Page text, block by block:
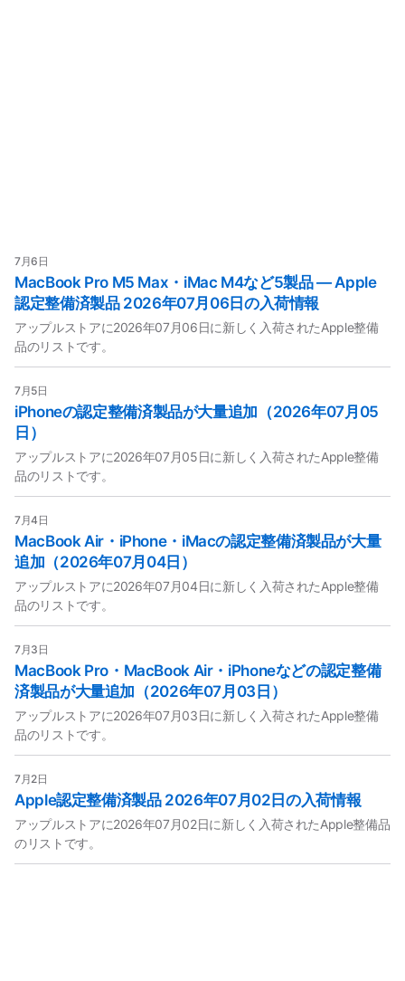
7月6日
MacBook Pro M5 Max・iMac M4など5製品 — Apple
認定整備済製品 2026年07月06日の入荷情報
アップルストアに2026年07月06日に新しく入荷されたApple整備
品のリストです。
7月5日
iPhoneの認定整備済製品が大量追加（2026年07月05
日）
アップルストアに2026年07月05日に新しく入荷されたApple整備
品のリストです。
7月4日
MacBook Air・iPhone・iMacの認定整備済製品が大量
追加（2026年07月04日）
アップルストアに2026年07月04日に新しく入荷されたApple整備
品のリストです。
7月3日
MacBook Pro・MacBook Air・iPhoneなどの認定整備
済製品が大量追加（2026年07月03日）
アップルストアに2026年07月03日に新しく入荷されたApple整備
品のリストです。
7月2日
Apple認定整備済製品 2026年07月02日の入荷情報
アップルストアに2026年07月02日に新しく入荷されたApple整備品
のリストです。